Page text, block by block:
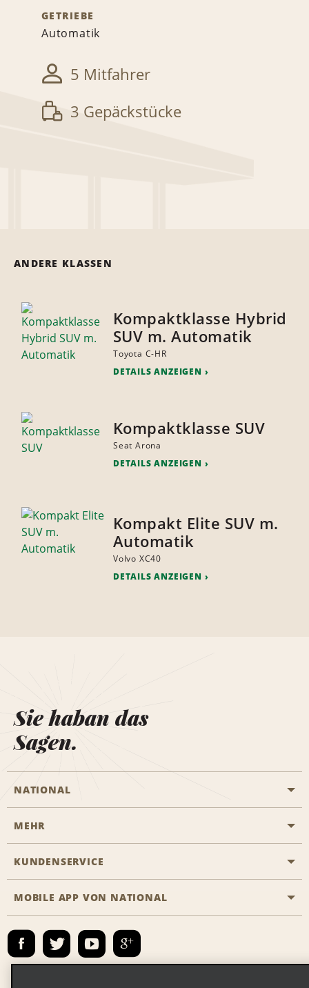
GETRIEBE
Automatik
5 Mitfahrer
3 Gepäckstücke
ANDERE KLASSEN
Kompaktklasse Hybrid
SUV m. Automatik
Toyota C-HR
DETAILS ANZEIGEN
Kompaktklasse SUV
Seat Arona
DETAILS ANZEIGEN
Kompakt Elite SUV m.
Automatik
Volvo XC40
DETAILS ANZEIGEN
Sie haban das
Sagen.
NATIONAL
Eine Reservierung vornehmen
Das Business Rental Programm
Emerald Club Anmelden
MEHR
Karriere
KUNDENSERVICE
Barrierefreiheit
Kontakt
E-Mail anmelden
MOBILE APP VON NATIONAL